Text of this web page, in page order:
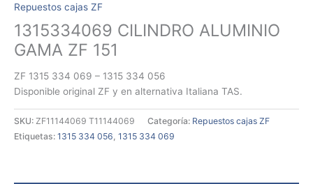
Repuestos cajas ZF
1315334069 CILINDRO ALUMINIO
GAMA ZF 151
ZF 1315 334 069 – 1315 334 056
Disponible original ZF y en alternativa Italiana TAS.
SKU: ZF11144069 T11144069 Categoría: Repuestos cajas ZF
Etiquetas: 1315 334 056, 1315 334 069